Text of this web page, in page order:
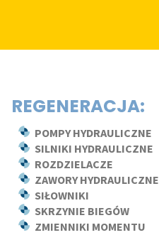
REGENERACJA:
POMPY HYDRAULICZNE
SILNIKI HYDRAULICZNE
ROZDZIELACZE
ZAWORY HYDRAULICZNE
SIŁOWNIKI
SKRZYNIE BIEGÓW
ZMIENNIKI MOMENTU